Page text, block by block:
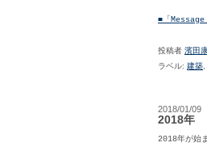
■「
投稿者 濱田
ラベル: 建築
2018/01/09
2018年
2018年が始